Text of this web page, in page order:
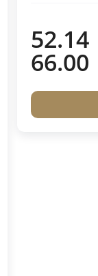
52.14
66.00